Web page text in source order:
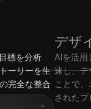
標を分析
ーリーを生
完全な整合
デザ
AIを活用
速し、デ
ことで
された